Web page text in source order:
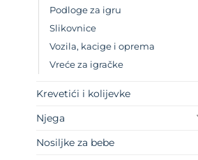
Podloge za igru
Slikovnice
Vozila, kacige i oprema
Vreće za igračke
Krevetići i kolijevke
Njega
Nosiljke za bebe